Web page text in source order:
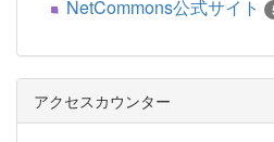
NetCommons公式サイト
アクセスカウンター